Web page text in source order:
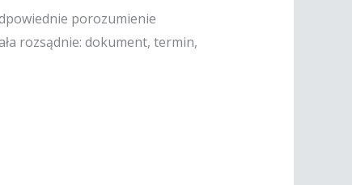
porozumienie
rozsądnie: dokument, termin,